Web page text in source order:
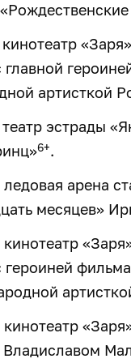
«Заря»
главной
артисткой
эстрады
6+.
арена
месяцев»
героиней
Владиславом